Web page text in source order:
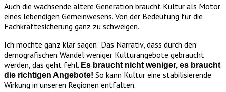
Auch die wachsende ältere Generation braucht Kultur als Motor
eines lebendigen Gemeinwesens. Von der Bedeutung für die
Fachkräftesicherung ganz zu schweigen.
Ich möchte ganz klar sagen: Das Narrativ, dass durch den
demografischen Wandel weniger Kulturangebote gebraucht
werden, das geht fehl. Es braucht nicht weniger, es braucht
die richtigen Angebote! So kann Kultur eine stabilisierende
Wirkung in unseren Regionen entfalten.